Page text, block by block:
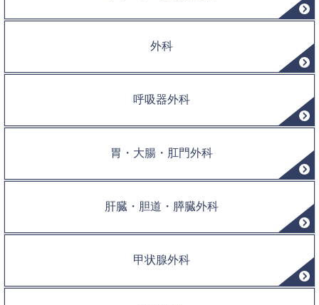
外科
呼吸器外科
胃・大腸・肛門外科
肝臓・胆道・膵臓外科
甲状腺外科